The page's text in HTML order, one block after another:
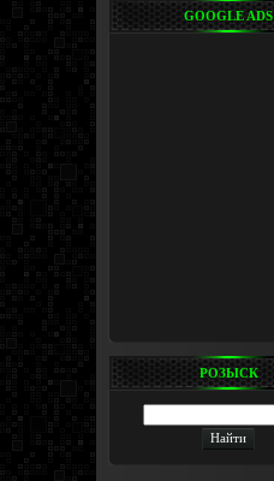
GOOGLE ADS
РОЗЫСК